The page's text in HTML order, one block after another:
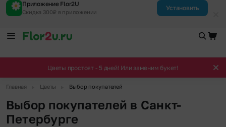
Приложение Flor2U
Скидка 300₽ в приложении
Установить
Цветы простоят - 5 дней! Или заменим букет!
Главная Цветы Выбор покупателей
Выбор покупателей в Санкт-
Петербурге